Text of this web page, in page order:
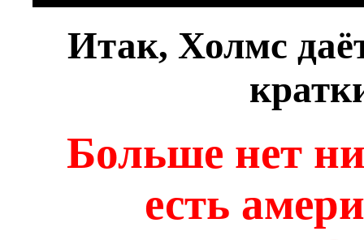
Итак, Холмс
Больше нет
есть